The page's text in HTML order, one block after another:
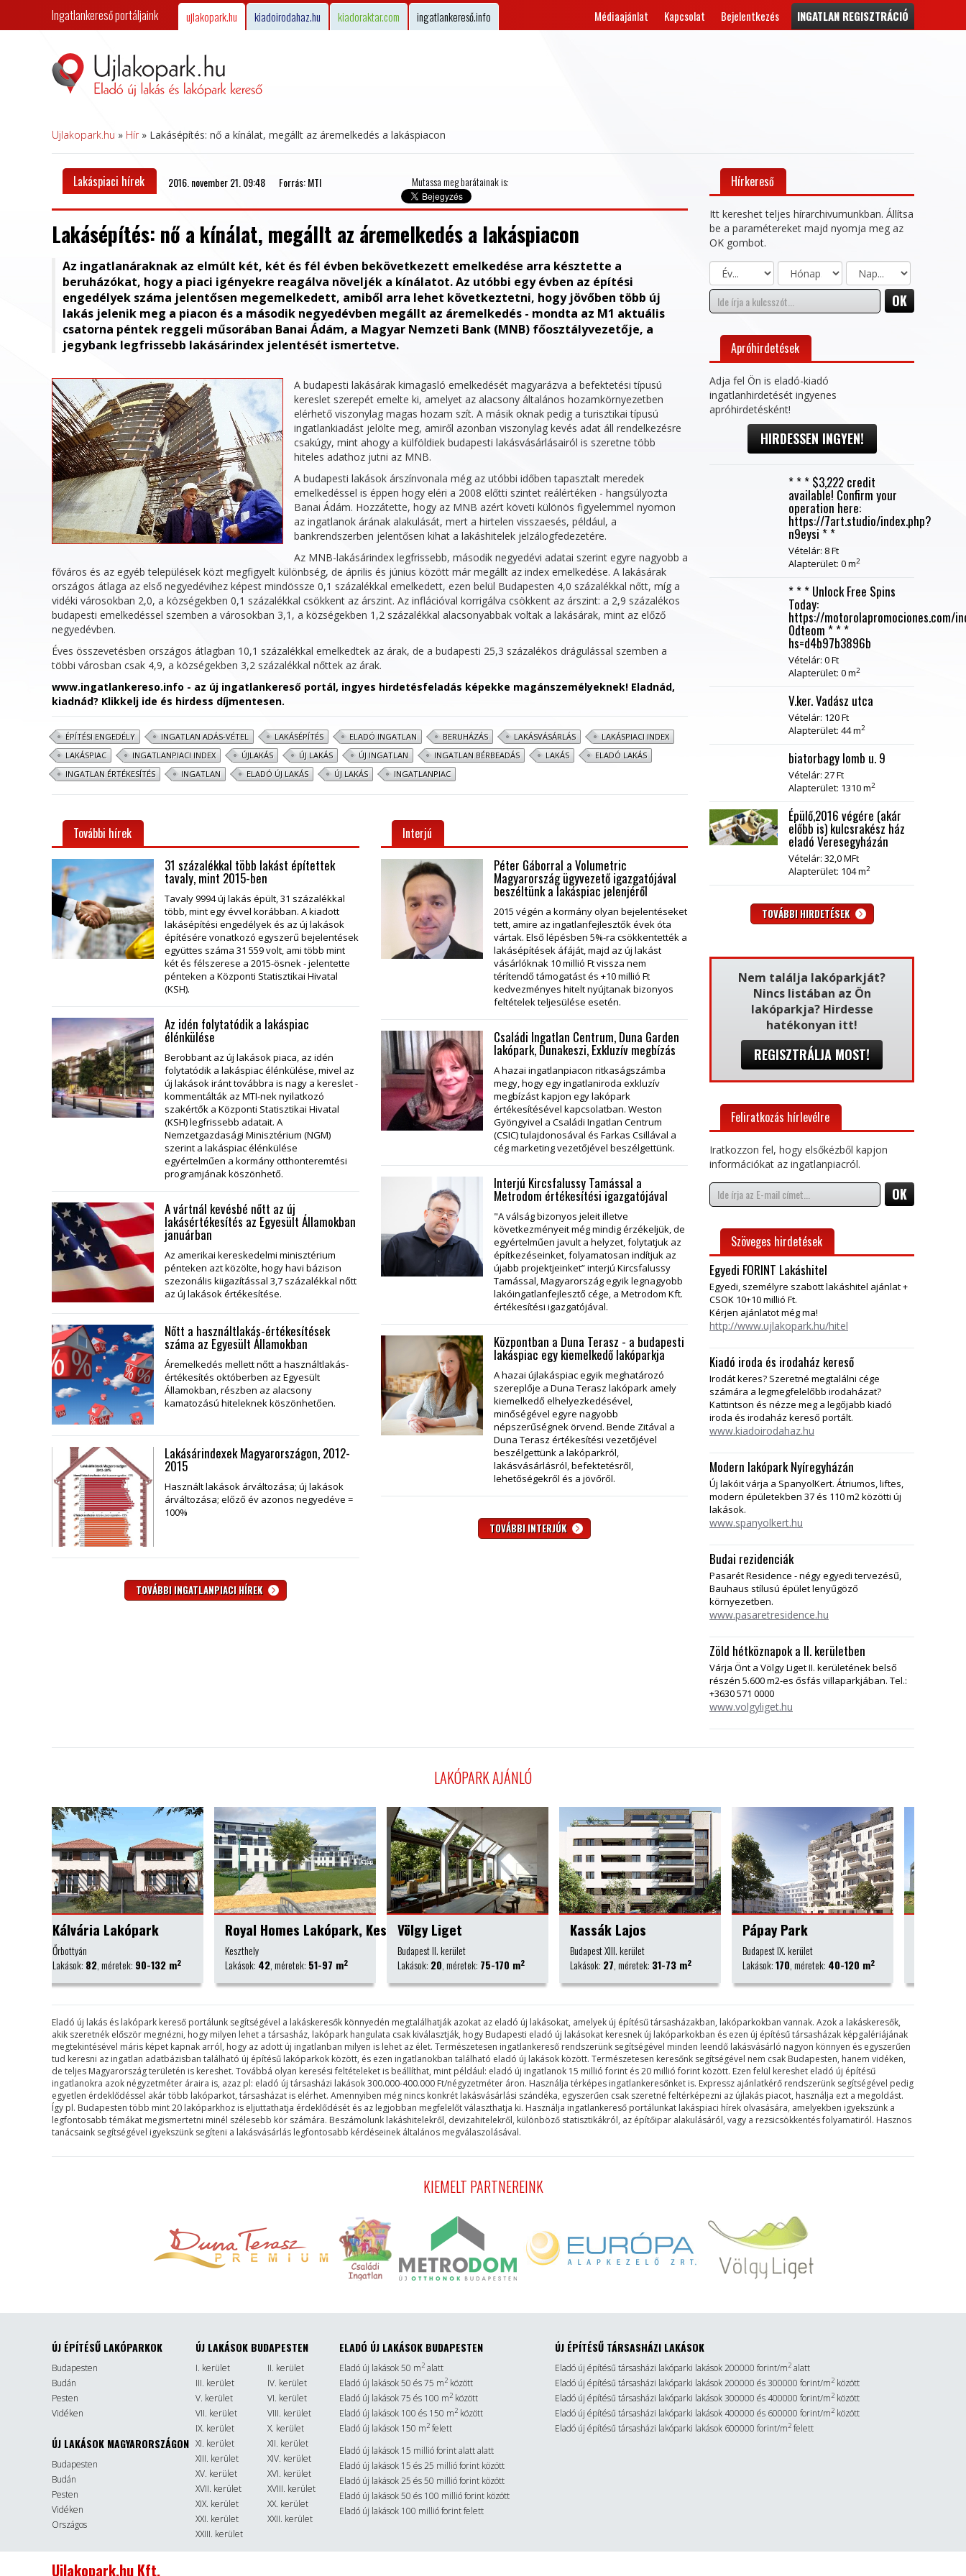
Ingatlankereső portáljaink ujlakopark.hu kiadoirodahaz.hu kiadoraktar.com ingatlankereső.info Médiaajánlat Kapcsolat Bejelentkezés INGATLAN REGISZTRÁCIÓ
Ujlakopark.hu » Hír» Lakásépítés: nő a kínálat, megállt az áremelkedés a lakáspiacon
Lakáspiaci hírek 2016. november 21. 09:48 Forrás: MTI Mutassa meg barátainak is:
Lakásépítés: nő a kínálat, megállt az áremelkedés a lakáspiacon
Az ingatlanáraknak az elmúlt két, két és fél évben bekövetkezett emelkedése arra késztette a
beruházókat, hogy a piaci igényekre reagálva növeljék a kínálatot. Az utóbbi egy évben az építési
engedélyek száma jelentősen megemelkedett, amiből arra lehet következtetni, hogy jövőben több új
lakás jelenik meg a piacon és a második negyedévben megállt az áremelkedés - mondta az M1 aktuális
csatorna péntek reggeli műsorában Banai Ádám, a Magyar Nemzeti Bank (MNB) főosztályvezetője, a
jegybank legfrissebb lakásárindex jelentését ismertetve.
A budapesti lakásárak kimagasló emelkedését magyarázva a befektetési típusú
kereslet szerepét emelte ki, amelyet az alacsony általános hozamkörnyezetben
elérhető viszonylag magas hozam szít. A másik oknak pedig a turisztikai típusú
ingatlankiadást jelölte meg, amiről azonban viszonylag kevés adat áll rendelkezésre
csakúgy, mint ahogy a külföldiek budapesti lakásvásárlásairól is szeretne több
hiteles adathoz jutni az MNB.
A budapesti lakások árszínvonala még az utóbbi időben tapasztalt meredek
emelkedéssel is éppen hogy eléri a 2008 előtti szintet reálértéken - hangsúlyozta
Banai Ádám. Hozzátette, hogy az MNB azért követi különös figyelemmel nyomon
az ingatlanok árának alakulását, mert a hirtelen visszaesés, például, a
bankrendszerben jelentősen kihat a lakáshitelek jelzálogfedezetére.
Az MNB-lakásárindex legfrissebb, második negyedévi adatai szerint egyre nagyobb a
főváros és az egyéb települések közt megfigyelt különbség, de április és június között már megállt az index emelkedése. A lakásárak
országos átlaga az első negyedévihez képest mindössze 0,1 százalékkal emelkedett, ezen belül Budapesten 4,0 százalékkal nőtt, míg a
vidéki városokban 2,0, a községekben 0,1 százalékkal csökkent az árszint. Az inflációval korrigálva csökkent az árszint: a 2,9 százalékos
budapesti emelkedéssel szemben a városokban 3,1, a községekben 1,2 százalékkal alacsonyabbak voltak a lakásárak, mint az előző
negyedévben.
Éves összevetésben országos átlagban 10,1 százalékkal emelkedtek az árak, de a budapesti 25,3 százalékos drágulással szemben a
többi városban csak 4,9, a községekben 3,2 százalékkal nőttek az árak.
www.ingatlankereso.info - az új ingatlankereső portál, ingyes hirdetésfeladás képekke magánszemélyeknek! Eladnád,
kiadnád? Klikkelj ide és hirdess díjmentesen.
ÉPÍTÉSI ENGEDÉLY INGATLAN ADÁS-VÉTEL LAKÁSÉPÍTÉS ELADÓ INGATLAN BERUHÁZÁS LAKÁSVÁSÁRLÁS
LAKÁSPIACI INDEX
LAKÁSPIAC
INGATLANPIACI INDEX ÚJLAKÁS ÚJ LAKÁS ÚJ INGATLAN INGATLAN BÉRBEADÁS LAKÁS
ELADÓ LAKÁS
INGATLAN ÉRTÉKESÍTÉS
INGATLAN ELADÓ ÚJ LAKÁS ÚJ LAKÁS INGATLANPIAC
További hírek
31 százalékkal több lakást építettek
tavaly, mint 2015-ben
Tavaly 9994 új lakás épült, 31 százalékkal
több, mint egy évvel korábban. A kiadott
lakásépítési engedélyek és az új lakások
építésére vonatkozó egyszerű bejelentések
együttes száma 31 559 volt, ami több mint
két és félszerese a 2015-ösnek - jelentette
pénteken a Központi Statisztikai Hivatal
(KSH).
Az idén folytatódik a lakáspiac
élénkülése
Berobbant az új lakások piaca, az idén
folytatódik a lakáspiac élénkülése, mivel az
új lakások iránt továbbra is nagy a kereslet -
kommentálták az MTI-nek nyilatkozó
szakértők a Központi Statisztikai Hivatal
(KSH) legfrissebb adatait. A
Nemzetgazdasági Minisztérium (NGM)
szerint a lakáspiac élénkülése
egyértelműen a kormány otthonteremtési
programjának köszönhető.
A vártnál kevésbé nőtt az új
lakásértékesítés az Egyesült Államokban
januárban
Az amerikai kereskedelmi minisztérium
pénteken azt közölte, hogy havi bázison
szezonális kiigazítással 3,7 százalékkal nőtt
az új lakások értékesítése.
Nőtt a használtlakás-értékesítések
száma az Egyesült Államokban
Áremelkedés mellett nőtt a használtlakás-
értékesítés októberben az Egyesült
Államokban, részben az alacsony
kamatozású hiteleknek köszönhetően.
Lakásárindexek Magyarországon, 2012-
2015
Használt lakások árváltozása; új lakások
árváltozása; előző év azonos negyedéve =
100%
TOVÁBBI INGATLANPIACI HÍREK
Interjú
Péter Gáborral a Volumetric
Magyarország ügyvezető igazgatójával
beszéltünk a lakáspiac jelenjéről
2015 végén a kormány olyan bejelentéseket
tett, amire az ingatlanfejlesztők évek óta
vártak. Első lépésben 5%-ra csökkentették a
lakásépítések áfáját, majd az új lakást
vásárlóknak 10 millió Ft vissza nem
térítendő támogatást és +10 millió Ft
kedvezményes hitelt nyújtanak bizonyos
feltételek teljesülése esetén.
Családi Ingatlan Centrum, Duna Garden
lakópark, Dunakeszi, Exkluzív megbízás
A hazai ingatlanpiacon ritkaságszámba
megy, hogy egy ingatlaniroda exkluzív
megbízást kapjon egy lakópark
értékesítésével kapcsolatban. Weston
Gyöngyivel a Családi Ingatlan Centrum
(CSIC) tulajdonosával és Farkas Csillával a
cég marketing vezetőjével beszélgettünk.
Interjú Kircsfalussy Tamással a
Metrodom értékesítési igazgatójával
"A válság bizonyos jeleit illetve
következményeit még mindig érzékeljük, de
egyértelműen javult a helyzet, folytatjuk az
építkezéseinket, folyamatosan indítjuk az
újabb projektjeinket” interjú Kircsfalussy
Tamással, Magyarország egyik legnagyobb
lakóingatlanfejlesztő cége, a Metrodom Kft.
értékesítési igazgatójával.
Központban a Duna Terasz - a budapesti
lakáspiac egy kiemelkedő lakóparkja
A hazai újlakáspiac egyik meghatározó
szereplője a Duna Terasz lakópark amely
kiemelkedő elhelyezkedésével,
minőségével egyre nagyobb
népszerűségnek örvend. Bende Zitával a
Duna Terasz értékesítési vezetőjével
beszélgettünk a lakóparkról,
lakásvásárlásról, befektetésről,
lehetőségekről és a jövőről.
TOVÁBBI INTERJÚK
Hírkereső
Itt kereshet teljes hírarchivumunkban. Állítsa
be a paramétereket majd nyomja meg az
OK gombot.
Apróhirdetések
Adja fel Ön is eladó-kiadó
ingatlanhirdetését ingyenes
apróhirdetésként!
HIRDESSEN INGYEN!
* * * $3,222 credit
available! Confirm your
operation here:
https://7art.studio/index.php?
n9eysi * *
Vételár: 8 Ft
Alapterület: 0 m2
* * * Unlock Free Spins
Today:
https://motorolapromociones.com/
0dteom * * *
hs=d4b97b3896b
Vételár: 0 Ft
Alapterület: 0 m2
V.ker. Vadász utca
Vételár: 120 Ft
Alapterület: 44 m2
biatorbagy lomb u. 9
Vételár: 27 Ft
Alapterület: 1310 m2
Épülő,2016 végére (akár
előbb is) kulcsrakész ház
eladó Veresegyházán
Vételár: 32,0 MFt
Alapterület: 104 m2
TOVÁBBI HIRDETÉSEK
Nem találja lakóparkját?
Nincs listában az Ön
lakóparkja? Hirdesse
hatékonyan itt!
REGISZTRÁLJA MOST!
Feliratkozás hírlevélre
Iratkozzon fel, hogy elsőkézből kapjon
információkat az ingatlanpiacról.
Szöveges hirdetések
Egyedi FORINT Lakáshitel
Egyedi, személyre szabott lakáshitel ajánlat +
CSOK 10+10 millió Ft.
Kérjen ajánlatot még ma!
http://www.ujlakopark.hu/hitel
Kiadó iroda és irodaház kereső
Irodát keres? Szeretné megtalálni cége
számára a legmegfelelőbb irodaházat?
Kattintson és nézze meg a legőjabb kiadó
iroda és irodaház kereső portált.
www.kiadoirodahaz.hu
Modern lakópark Nyíregyházán
Új lakóit várja a SpanyolKert. Átriumos, liftes,
modern épületekben 37 és 110 m2 közötti új
lakások.
www.spanyolkert.hu
Budai rezidenciák
Pasarét Residence - négy egyedi tervezésű,
Bauhaus stílusú épület lenyűgöző
környezetben.
www.pasaretresidence.hu
Zöld hétköznapok a II. kerületben
Várja Önt a Völgy Liget II. kerületének belső
részén 5.600 m2-es ősfás villaparkjában. Tel.:
+3630 571 0000
www.volgyliget.hu
LAKÓPARK AJÁNLÓ
Royal Homes Lakópark, Keszthely
Keszthely
Lakások:42, méretek:51-97 m
Völgy Liget
Budapest II. kerület
Lakások:20, méretek:75-170 m
Kassák Lajos
Budapest XIII. kerület
Lakások:27, méretek:31-73 m
Pápay Park
Budapest IX. kerület
Lakások:170, méretek:40-120 m
SpanyolKert I. ütem
Nyíregyháza
Lakások:63, méretek:37-92 m2
Eladó új lakás és lakópark kereső portálunk segítségével a lakáskeresők könnyedén megtalálhatják azokat az eladó új lakásokat, amelyek új építésű társasházakban, lakóparkokban vannak. Azok a lakáskeresők,
akik szeretnék először megnézni, hogy milyen lehet a társasház, lakópark hangulata csak kiválasztják, hogy Budapesti eladó új lakásokat keresnek új lakóparkokban és ezen új építésű társasházak képgalériájának
megtekintésével máris képet kapnak arról, hogy az adott új ingatlanban milyen is lehet az élet. Természetesen ingatlankereső rendszerünk segítségével minden leendő lakásvásárló nagyon könnyen és egyszerűen
tud keresni az ingatlan adatbázisban található új építésű lakóparkok között, és ezen ingatlanokban található eladó új lakások között. Természetesen keresőnk segítségével nem csak Budapesten, hanem vidéken,
de teljes Magyarország területén is kereshet. Továbbá olyan keresési feltételeket is beállíthat, mint például: eladó új ingatlanok 15 millió forint és 20 millió forint között. Ezen felül kereshet eladó új építésű
ingatlanokra azok négyzetméter áraira is, azaz pl: eladó új társasházi lakások 300.000-400.000 Ft/négyzetméter áron. Használja térképes ingatlankeresőnket is. Expressz ajánlatkérő rendszerünk segítségével pedig
egyetlen érdeklődéssel akár több lakóparkot, társasházat is elérhet. Amennyiben még nincs konkrét lakásvásárlási szándéka, egyszerűen csak szeretné feltérképezni az újlakás piacot, használja ezt a megoldást.
Így pl. Budapesten több mint 20 lakóparkhoz is eljuttathatja érdeklődését és az legjobban megfelelőt választhatja ki. Használja ingatlankereső portálunkat lakáspiaci hírek olvasására, amelyekben igyekszünk a
legfontosabb témákat megismertetni minél szélesebb kör számára. Beszámolunk lakáshitelekről, devizahitelekről, különböző statisztikákról, az építőipar alakulásáról, vagy a rezsicsökkentés folyamatiról. Hasznos
tanácsaink segítségével igyekszünk segíteni a lakásvásárlás legfontosabb kérdéseinek általános megválaszolásával.
KIEMELT PARTNEREINK
ÚJ ÉPÍTÉSŰ LAKÓPARKOK
Budapesten
Budán
Pesten
Vidéken
ÚJ LAKÁSOK MAGYARORSZÁGON
Budapesten
Budán
Pesten
Vidéken
Országos
ÚJ LAKÁSOK BUDAPESTEN
I. kerület
II. kerület
III. kerület
IV. kerület
V. kerület
VI. kerület
VII. kerület
VIII. kerület
IX. kerület
X. kerület
XI. kerület
XII. kerület
XIII. kerület
XIV. kerület
XV. kerület
XVI. kerület
XVII. kerület
XVIII. kerület
XIX. kerület
XX. kerület
XXI. kerület
XXII. kerület
XXIII. kerület
ELADÓ ÚJ LAKÁSOK BUDAPESTEN
Eladó új lakások 50 m2 alatt
Eladó új lakások 50 és 75 m2 között
Eladó új lakások 75 és 100 m2 között
Eladó új lakások 100 és 150 m2 között
Eladó új lakások 150 m2 felett
Eladó új lakások 15 millió forint alatt alatt
Eladó új lakások 15 és 25 millió forint között
Eladó új lakások 25 és 50 millió forint között
Eladó új lakások 50 és 100 millió forint között
Eladó új lakások 100 millió forint felett
ÚJ ÉPÍTÉSŰ TÁRSASHÁZI LAKÁSOK
Eladó új építésű társasházi lakóparki lakások 200000 forint/m2 alatt
Eladó új építésű társasházi lakóparki lakások 200000 és 300000 forint/m2 között
Eladó új építésű társasházi lakóparki lakások 300000 és 400000 forint/m2 között
Eladó új építésű társasházi lakóparki lakások 400000 és 600000 forint/m2 között
Eladó új építésű társasházi lakóparki lakások 600000 forint/m2 felett
Ujlakopark.hu Kft.